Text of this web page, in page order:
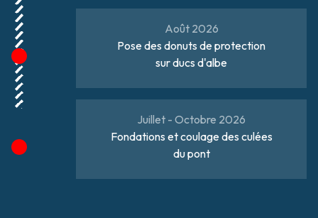
Pose des donuts de protection
sur ducs d'albe
Août 2026
Fondations et coulage des culées
du pont
Juillet - Octobre 2026